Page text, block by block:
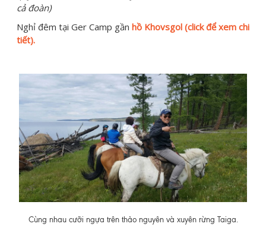
cả đoàn)
Nghỉ đêm tại Ger Camp gần hồ Khovsgol (click để xem chi
tiết).
Cùng nhau cưỡi ngựa trên thảo nguyên và xuyên rừng Taiga.